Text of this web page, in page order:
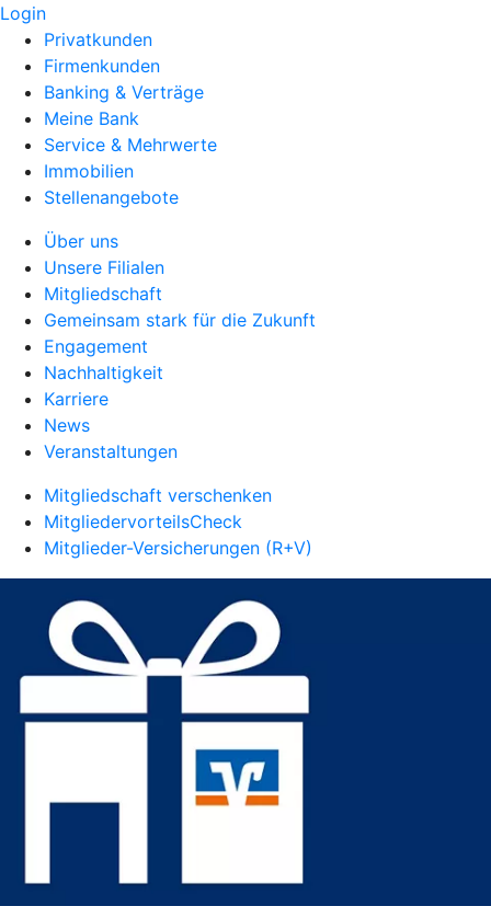
Login
Privatkunden
Firmenkunden
Banking & Verträge
Meine Bank
Service & Mehrwerte
Immobilien
Stellenangebote
Über uns
Unsere Filialen
Mitgliedschaft
Gemeinsam stark für die Zukunft
Engagement
Nachhaltigkeit
Karriere
News
Veranstaltungen
Mitgliedschaft verschenken
MitgliedervorteilsCheck
Mitglieder-Versicherungen (R+V)